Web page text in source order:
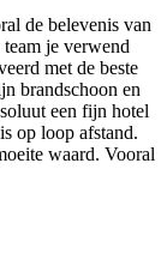
de belevenis van
je verwend
met de beste
brandschoon en
een fijn hotel
op loop afstand.
waard. Vooral